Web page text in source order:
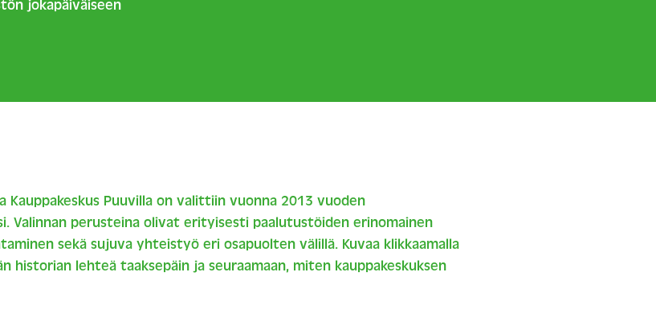
jokapäiväiseen
Kauppakeskus Puuvilla on valittiin vuonna 2013 vuoden
Valinnan perusteina olivat erityisesti paalutustöiden erinomainen
sekä sujuva yhteistyö eri osapuolten välillä. Kuvaa klikkaamalla
historian lehteä taaksepäin ja seuraamaan, miten kauppakeskuksen